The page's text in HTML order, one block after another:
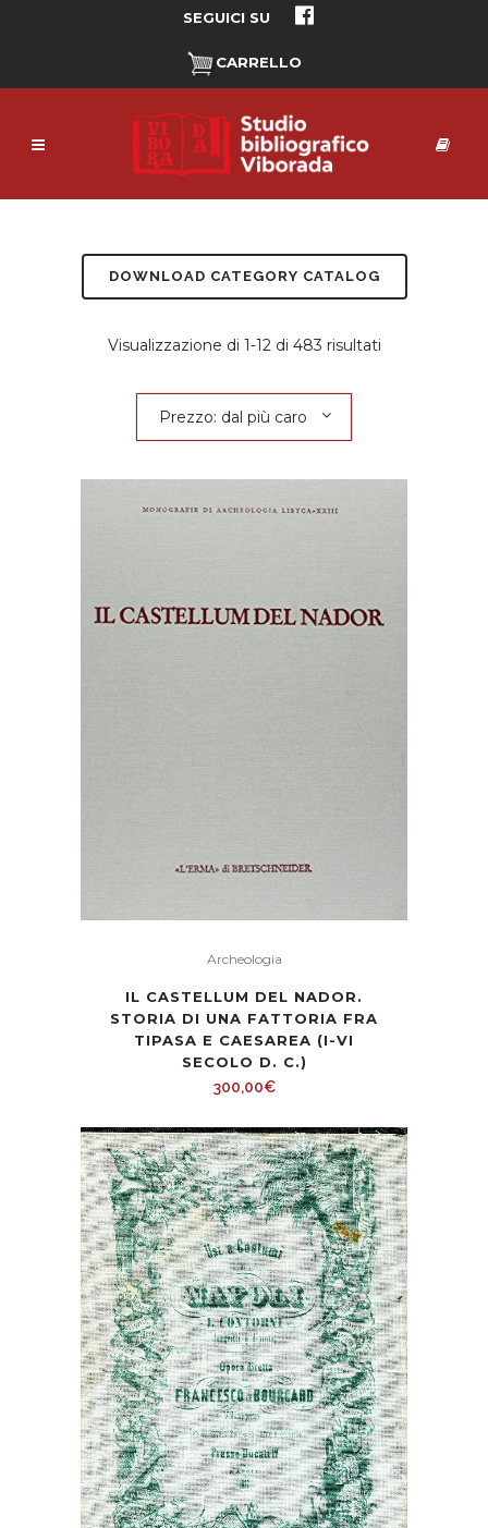
SEGUICI SU
CARRELLO
DOWNLOAD CATEGORY CATALOG
Visualizzazione di 1-12 di 483 risultatiPrezzo:
Prezzo: dal più caro
Archeologia
IL CASTELLUM DEL NADOR.
STORIA DI UNA FATTORIA FRA
TIPASA E CAESAREA (I-VI
SECOLO D. C.)
300,00€